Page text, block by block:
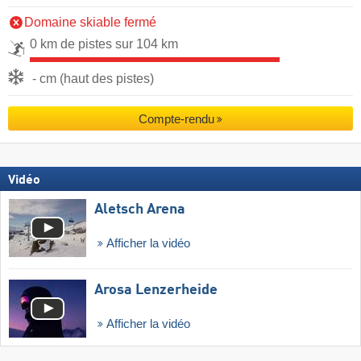
Domaine skiable fermé
0 km de pistes sur 104 km
- cm (haut des pistes)
Compte-rendu
Vidéo
Aletsch Arena
Afficher la vidéo
Arosa Lenzerheide
Afficher la vidéo